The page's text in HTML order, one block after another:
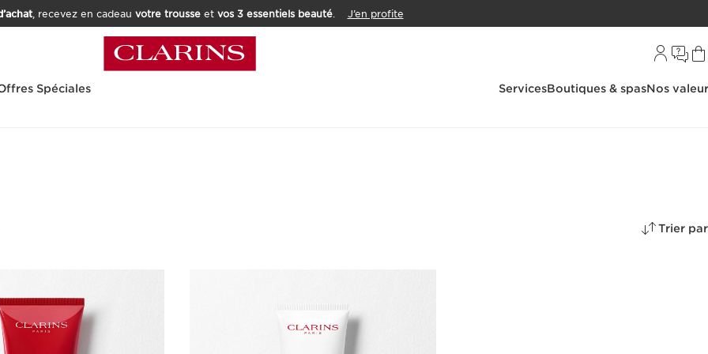
, recevez en cadeau votre trousseet vos 3 essentiels beauté. J’en profite
Spéciales ServicesBoutiques & spasNos
Trier par